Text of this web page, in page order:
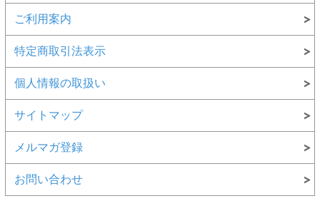
ご利用案内
特定商取引法表示
個人情報の取扱い
サイトマップ
メルマガ登録
お問い合わせ